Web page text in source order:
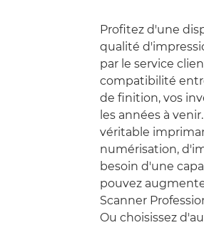
Profitez d'une
qualité
par le service
compatibilité
de finition, vos
les années à
véritable
numérisation,
besoin d'une
pouvez
Scanner
Ou choisissez